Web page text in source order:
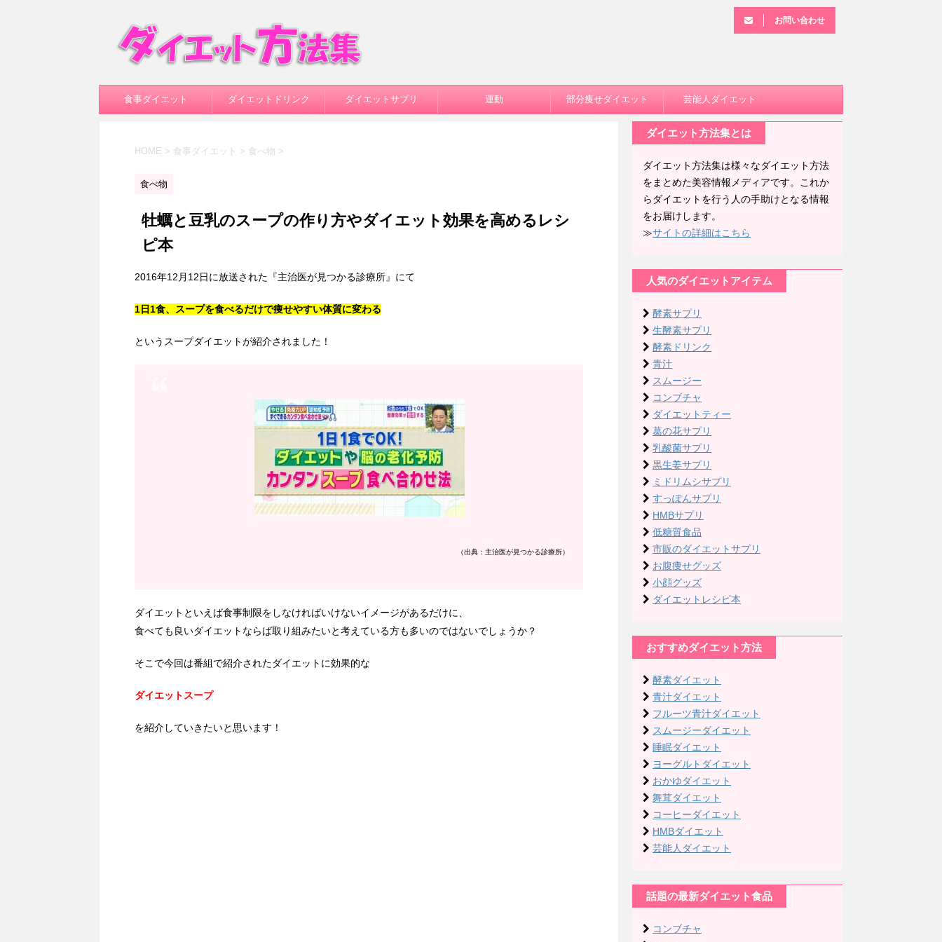
お問い合わせ
食事ダイエット ダイエットドリンク ダイエットサプリ 運動 部分痩せダイエット 芸能人ダイエット
HOME > 食事ダイエット > 食べ物 >
食べ物
牡蠣と豆乳のスープの作り方やダイエット効果を高めるレシ
ピ本
2016年12月12日に放送された『主治医が見つかる診療所』にて
1日1食、スープを食べるだけで痩せやすい体質に変わる
というスープダイエットが紹介されました！
（出典：主治医が見つかる診療所）
ダイエットといえば食事制限をしなければいけないイメージがあるだけに、
食べても良いダイエットならば取り組みたいと考えている方も多いのではないでしょうか？
そこで今回は番組で紹介されたダイエットに効果的な
ダイエットスープ
を紹介していきたいと思います！
ダイエット方法集とは
ダイエット方法集は様々なダイエット方法
をまとめた美容情報メディアです。これか
らダイエットを行う人の手助けとなる情報
をお届けします。
≫サイトの詳細はこちら
人気のダイエットアイテム
酵素サプリ
生酵素サプリ
酵素ドリンク
青汁
スムージー
コンブチャ
ダイエットティー
葛の花サプリ
乳酸菌サプリ
黒生姜サプリ
ミドリムシサプリ
すっぽんサプリ
HMBサプリ
低糖質食品
市販のダイエットサプリ
お腹痩せグッズ
小顔グッズ
ダイエットレシピ本
おすすめダイエット方法
酵素ダイエット
青汁ダイエット
フルーツ青汁ダイエット
スムージーダイエット
睡眠ダイエット
ヨーグルトダイエット
おかゆダイエット
舞茸ダイエット
コーヒーダイエット
HMBダイエット
芸能人ダイエット
話題の最新ダイエット食品
コンブチャ